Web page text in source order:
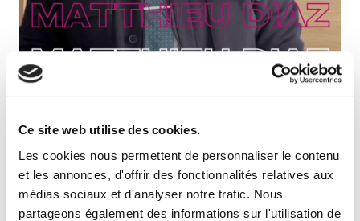
Ce site web utilise des cookies.
Les cookies nous permettent de personnaliser le contenu
et les annonces, d'offrir des fonctionnalités relatives aux
médias sociaux et d'analyser notre trafic. Nous
partageons également des informations sur l'utilisation de
Découvrez aujourd’hui Matthieu DIAZ, Directeur
Technique national chez ATALIAN Maintenance &
Energy, dans une vidéo exclusive réalisée par
la Faculté Des Métiers de l’Essonne.